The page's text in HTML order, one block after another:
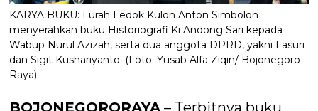
KARYA BUKU: Lurah Ledok Kulon Anton Simbolon
menyerahkan buku Historiografi Ki Andong Sari kepada
Wabup Nurul Azizah, serta dua anggota DPRD, yakni Lasuri
dan Sigit Kushariyanto. (Foto: Yusab Alfa Ziqin/ Bojonegoro
Raya)